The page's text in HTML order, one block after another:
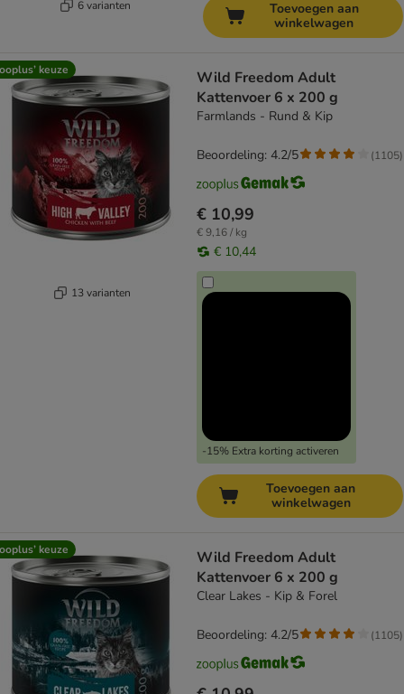
6 varianten
Toevoegen aan
winkelwagen
keuze
13 varianten
Wild Freedom Adult
Kattenvoer 6 x 200 g
Farmlands - Rund & Kip
€ 10,99
€ 9,16 / kg
€ 10,44
-15% Extra korting activeren
Beoordeling: 4.2/5 (1105)
Toevoegen aan
winkelwagen
keuze
Wild Freedom Adult
Kattenvoer 6 x 200 g
Clear Lakes - Kip & Forel
Beoordeling: 4.2/5 (1105)